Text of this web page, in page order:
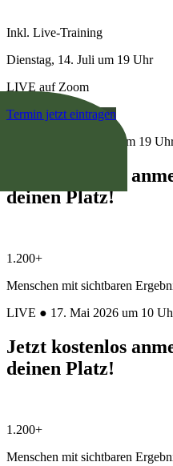
Inkl. Live-Training
Dienstag, 14. Juli um 19 Uhr
LIVE auf Zoom
Termin jetzt eintragen
LIVE ● 14. Juli 2026 um 19
Jetzt kostenlos
deinen Platz!
1.200+
Menschen mit sichtbaren
LIVE ● 17. Mai 2026 um 10
Jetzt kostenlos
deinen Platz!
1.200+
Menschen mit sichtbaren